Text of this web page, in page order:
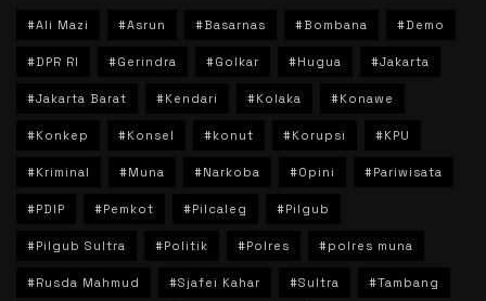
#Ali Mazi #Asrun #Basarnas #Bombana #Demo
#DPR RI #Gerindra #Golkar #Hugua #Jakarta
#Jakarta Barat #Kendari #Kolaka #Konawe
#Konkep #Konsel #konut #Korupsi #KPU
#Kriminal #Muna #Narkoba #Opini #Pariwisata
#PDIP #Pemkot #Pilcaleg #Pilgub
#Pilgub Sultra #Politik #Polres #polres muna
#Rusda Mahmud #Sjafei Kahar #Sultra #Tambang